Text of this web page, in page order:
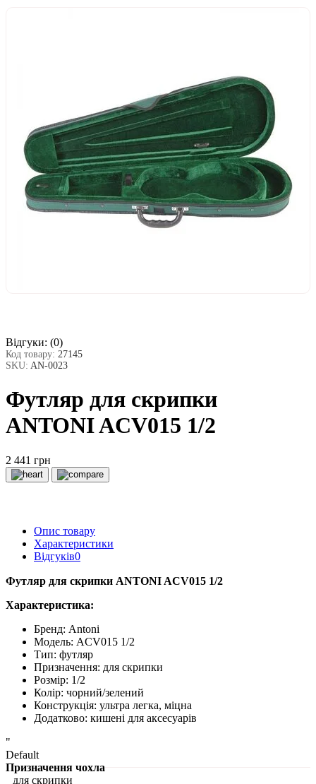
Відгуки: (0)
Код товару: 27145
SKU: AN-0023
Футляр для скрипки
ANTONI ACV015 1/2
2 441 грн
Опис товару
Характеристики
Відгуків0
Футляр для скрипки ANTONI ACV015 1/2
Характеристика:
Бренд: Antoni
Модель: ACV015 1/2
Тип: футляр
Призначення: для скрипки
Розмір: 1/2
Колір: чорний/зелений
Конструкція: ультра легка, міцна
Додатково: кишені для аксесуарів
"
Default
Призначення чохла
для скрипки